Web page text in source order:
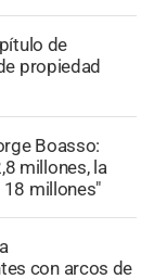
de
propiedad
Boasso:
millones, la
18 millones"
con arcos de